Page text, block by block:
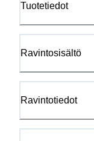
Tuotetiedot
Ravintosisältö
Ravintotiedot